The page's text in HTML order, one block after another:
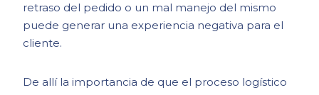
retraso del pedido o un mal manejo del mismo
puede generar una experiencia negativa para el
cliente.
De allí la importancia de que el proceso logístico